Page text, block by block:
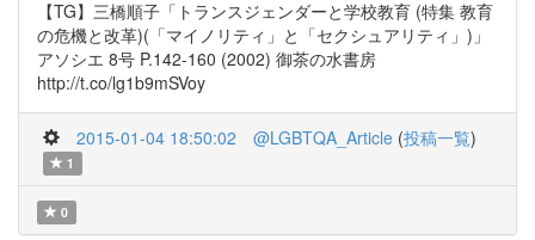
【TG】三橋順子「トランスジェンダーと学校教育 (特集 教育
の危機と改革)(「マイノリティ」と「セクシュアリティ」)」
アソシエ 8号 P.142-160 (2002) 御茶の水書房
http://t.co/lg1b9mSVoy
2015-01-04 18:50:02 @LGBTQA_Article (投稿一覧)
1
0